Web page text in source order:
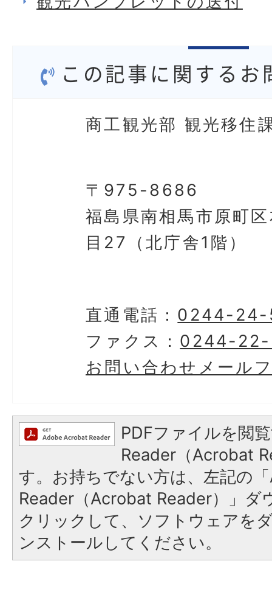
この記事に関するお
商工観光部 観光移住
〒975-8686
福島県南相馬市原町
目27（北庁舎1階）
直通電話： 0244-
ファクス： 0244-
お問い合わせメール
PDFファイルを閲
Reader（Acrobat
す。お持ちでない方は、左記の
Reader（Acrobat Reader）」ダ
クリックして、ソフトウェアを
ンストールしてください。